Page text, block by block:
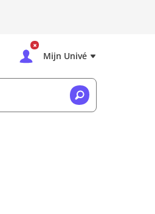
Mijn Univé